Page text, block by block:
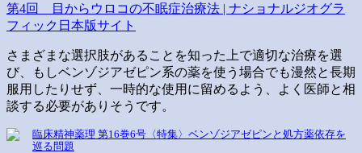
第4回 目からウロコの不眠症治療法 | ナショナルジオグラ
フィック日本版サイト
さまざまな選択肢があることを知った上で適切な治療を選
び、もしベンゾジアゼピン系の薬を使う場合でも漫然と長期
服用したりせず、一時的な使用に留めるよう、よく医師と相
談する必要がありそうです。
臨床精神薬理 第16巻6号〈特集〉ベンゾジアゼピンと処方薬依存を
巡る問題